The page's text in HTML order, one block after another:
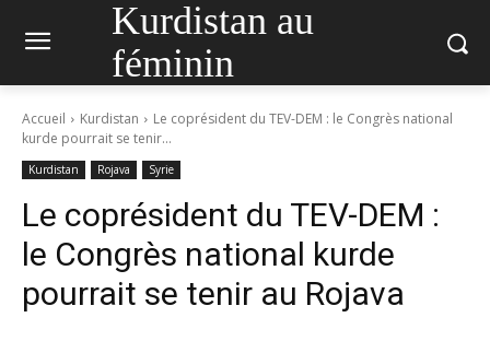
Kurdistan au
féminin
Accueil Kurdistan
Le coprésident du TEV-DEM : le Congrès national
kurde pourrait se tenir...
Kurdistan Rojava Syrie
Le coprésident du TEV-DEM :
le Congrès national kurde
pourrait se tenir au Rojava